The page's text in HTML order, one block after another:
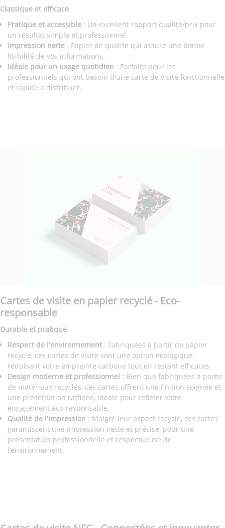
Classique et efficace
Pratique et accessible : Un excellent rapport qualité/prix pour
un résultat simple et professionnel.
Impression nette : Papier de qualité qui assure une bonne
lisibilité de vos informations.
Idéale pour un usage quotidien : Parfaite pour les
professionnels qui ont besoin d'une carte de visite fonctionnelle
et rapide à distribuer.
Cartes de visite en papier recyclé - Eco-
responsable
Durable et pratique
Respect de l'environnement : Fabriquées à partir de papier
recyclé, ces cartes de visite sont une option écologique,
réduisant votre empreinte carbone tout en restant efficaces.
Design moderne et professionnel : Bien que fabriquées à partir
de matériaux recyclés, ces cartes offrent une finition soignée et
une présentation raffinée, idéale pour refléter votre
engagement éco-responsable.
Qualité de l'impression : Malgré leur aspect recyclé, ces cartes
garantissent une impression nette et précise, pour une
présentation professionnelle et respectueuse de
l’environnement.